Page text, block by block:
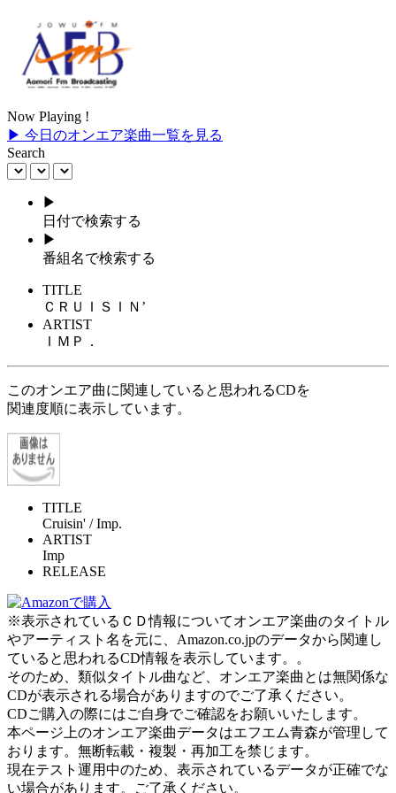
Now Playing !
▶ 今日のオンエア楽曲一覧を見る
Search
▶
日付で検索する
▶
番組名で検索する
TITLE
ＣＲＵＩＳＩＮ’
ARTIST
ＩＭＰ．
このオンエア曲に関連していると思われるCDを
関連度順に表示しています。
TITLE
Cruisin' / Imp.
ARTIST
Imp
RELEASE
※表示されているＣＤ情報についてオンエア楽曲のタイトル
やアーティスト名を元に、Amazon.co.jpのデータから関連し
ていると思われるCD情報を表示しています。。
そのため、類似タイトル曲など、オンエア楽曲とは無関係な
CDが表示される場合がありますのでご了承ください。
CDご購入の際にはご自身でご確認をお願いいたします。
本ページ上のオンエア楽曲データはエフエム青森が管理して
おります。無断転載・複製・再加工を禁じます。
現在テスト運用中のため、表示されているデータが正確でな
い場合があります。ご了承ください。